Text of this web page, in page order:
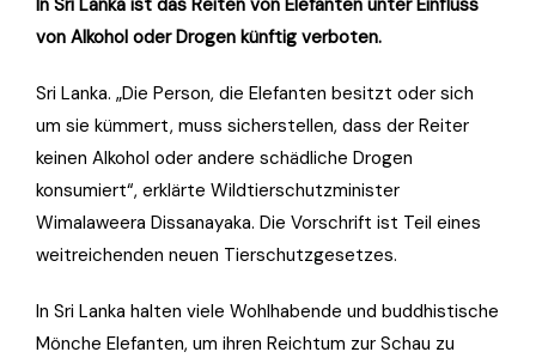
In Sri Lanka ist das Reiten von Elefanten unter Einfluss
von Alkohol oder Drogen künftig verboten.
Sri Lanka. „Die Person, die Elefanten besitzt oder sich
um sie kümmert, muss sicherstellen, dass der Reiter
keinen Alkohol oder andere schädliche Drogen
konsumiert“, erklärte Wildtierschutzminister
Wimalaweera Dissanayaka. Die Vorschrift ist Teil eines
weitreichenden neuen Tierschutzgesetzes.
In Sri Lanka halten viele Wohlhabende und buddhistische
Mönche Elefanten, um ihren Reichtum zur Schau zu